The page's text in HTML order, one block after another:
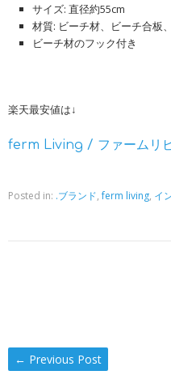
サイズ: 直径約55cm
材質: ビーチ材、ビーチ合板
ビーチ材のフック付き
楽天最安値は↓
ferm Living / ファームリ
Posted in: .ブランド,ferm living, イ
← Previous Post